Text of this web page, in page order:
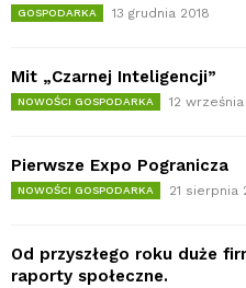
GOSPODARKA 13 grudnia 2018
Mit „Czarnej Inteligencji”
NOWOŚCI GOSPODARKA 12 września
Pierwsze Expo Pogranicza
NOWOŚCI GOSPODARKA 21 sierpnia
Od przyszłego roku duże
raporty społeczne.